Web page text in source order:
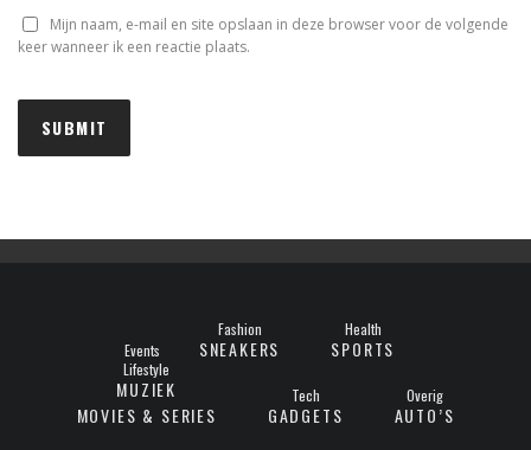
Mijn naam, e-mail en site opslaan in deze browser voor de volgende
keer wanneer ik een reactie plaats.
Events
Fashion
SNEAKERS
Health
SPORTS
Lifestyle
MUZIEK
MOVIES & SERIES
Tech
GADGETS
Overig
AUTO’S